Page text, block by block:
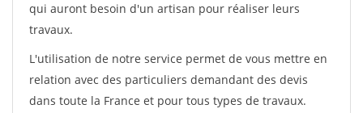
qui auront besoin d'un artisan pour réaliser leurs
travaux.
L'utilisation de notre service permet de vous mettre en
relation avec des particuliers demandant des devis
dans toute la France et pour tous types de travaux.